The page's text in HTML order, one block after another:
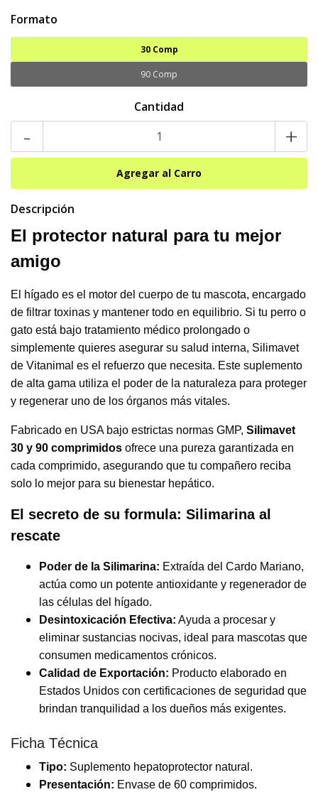
Formato
30 Comp
90 Comp
Cantidad
- +
Descripción
El protector natural para tu mejor
amigo
El hígado es el motor del cuerpo de tu mascota, encargado
de filtrar toxinas y mantener todo en equilibrio. Si tu perro o
gato está bajo tratamiento médico prolongado o
simplemente quieres asegurar su salud interna, Silimavet
de Vitanimal es el refuerzo que necesita. Este suplemento
de alta gama utiliza el poder de la naturaleza para proteger
y regenerar uno de los órganos más vitales.
Fabricado en USA bajo estrictas normas GMP, Silimavet
30 y 90 comprimidos ofrece una pureza garantizada en
cada comprimido, asegurando que tu compañero reciba
solo lo mejor para su bienestar hepático.
El secreto de su formula: Silimarina al
rescate
Poder de la Silimarina: Extraída del Cardo Mariano,
actúa como un potente antioxidante y regenerador de
las células del hígado.
Desintoxicación Efectiva: Ayuda a procesar y
eliminar sustancias nocivas, ideal para mascotas que
consumen medicamentos crónicos.
Calidad de Exportación: Producto elaborado en
Estados Unidos con certificaciones de seguridad que
brindan tranquilidad a los dueños más exigentes.
Ficha Técnica
Tipo: Suplemento hepatoprotector natural.
Presentación: Envase de 60 comprimidos.